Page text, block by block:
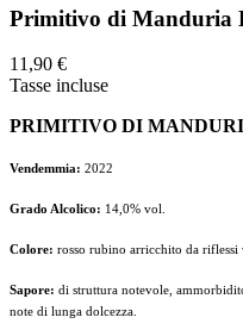
Primitivo di Manduria
11,90 €
Tasse incluse
PRIMITIVO DI
Vendemmia: 2022
Grado Alcolico: 14,0% vol.
Colore: rosso rubino arricchito da riflessi
Sapore: di struttura notevole,
note di lunga dolcezza.